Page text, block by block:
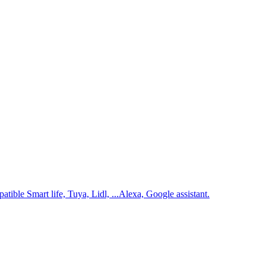
Smart life, Tuya, Lidl, ...Alexa, Google assistant.